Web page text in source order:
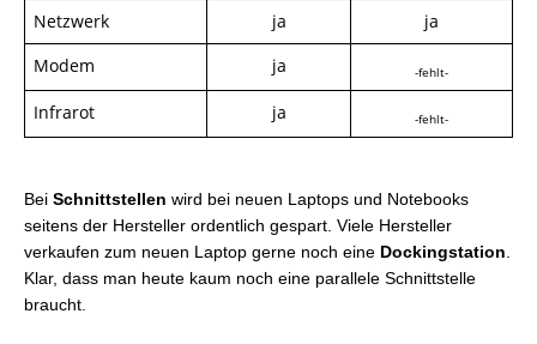
Netzwerk ja
ja
Modem
ja -fehlt-
Infrarot ja -fehlt-
Bei Schnittstellen wird bei neuen Laptops und Notebooks
seitens der Hersteller ordentlich gespart. Viele Hersteller
verkaufen zum neuen Laptop gerne noch eine Dockingstation
Klar, dass man heute kaum noch eine parallele Schnittstelle
braucht.